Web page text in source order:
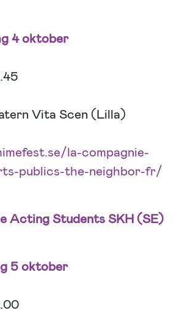
4 oktober
Vita Scen (Lilla)
la-compagnie-
publics-the-neighbor-fr/
Acting Students SKH (SE)
5 oktober